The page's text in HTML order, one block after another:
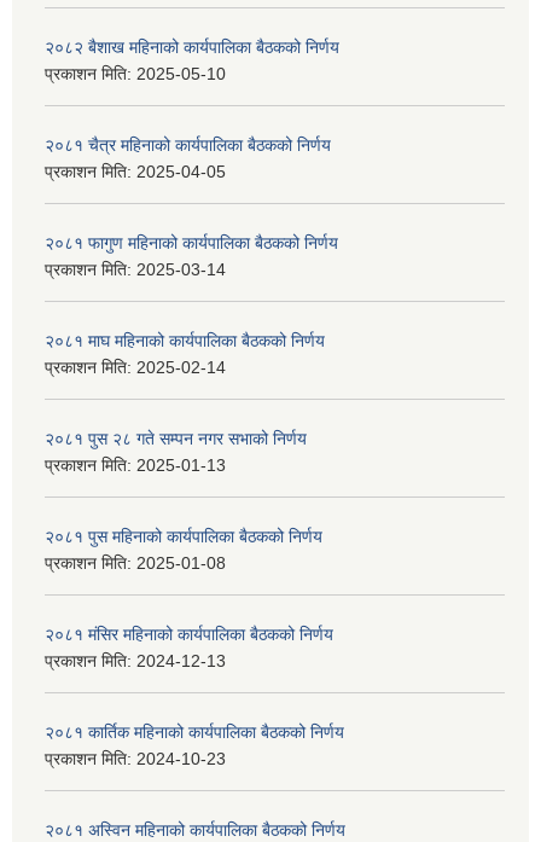
२०८२ बैशाख महिनाको कार्यपालिका बैठकको निर्णय
प्रकाशन मिति: 2025-05-10
२०८१ चैत्र महिनाको कार्यपालिका बैठकको निर्णय
प्रकाशन मिति: 2025-04-05
२०८१ फागुण महिनाको कार्यपालिका बैठकको निर्णय
प्रकाशन मिति: 2025-03-14
२०८१ माघ महिनाको कार्यपालिका बैठकको निर्णय
प्रकाशन मिति: 2025-02-14
२०८१ पुस २८ गते सम्प‍न नगर सभाको निर्णय
प्रकाशन मिति: 2025-01-13
२०८१ पुस महिनाको कार्यपालिका बैठकको निर्णय
प्रकाशन मिति: 2025-01-08
२०८१ मंसिर महिनाको कार्यपालिका बैठकको निर्णय
प्रकाशन मिति: 2024-12-13
२०८१ कार्तिक महिनाको कार्यपालिका बैठकको निर्णय
प्रकाशन मिति: 2024-10-23
२०८१ अस्विन महिनाको कार्यपालिका बैठकको निर्णय